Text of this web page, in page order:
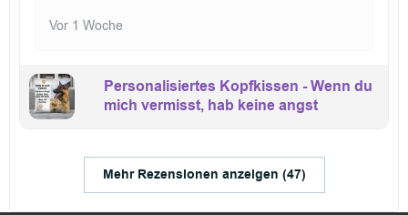
Vor 1 Woche
Personalisiertes Kopfkissen - Wenn du
mich vermisst, hab keine angst
Mehr Rezensionen anzeigen (47)